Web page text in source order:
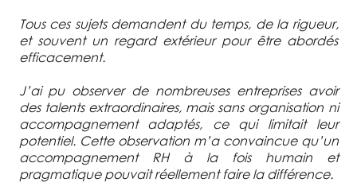
Tous ces sujets demandent du temps, de la rigueur,
et souvent un regard extérieur pour être abordés
efficacement.
J’ai pu observer de nombreuses entreprises avoir
des talents extraordinaires, mais sans organisation ni
accompagnement adaptés, ce qui limitait leur
potentiel. Cette observation m’a convaincue qu’un
accompagnement RH à la fois humain et
pragmatique pouvait réellement faire la différence.